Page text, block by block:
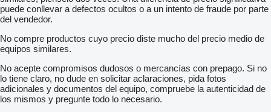
puede conllevar a defectos ocultos o a un intento de fraude por parte
del vendedor.
No compre productos cuyo precio diste mucho del precio medio de
equipos similares.
No acepte compromisos dudosos o mercancías con prepago. Si no
lo tiene claro, no dude en solicitar aclaraciones, pida fotos
adicionales y documentos del equipo, compruebe la autenticidad de
los mismos y pregunte todo lo necesario.